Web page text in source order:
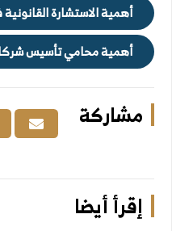
أهمية الاستشارة
أهمية محامي تأسيس
مشاركة
إقرأ أيضا